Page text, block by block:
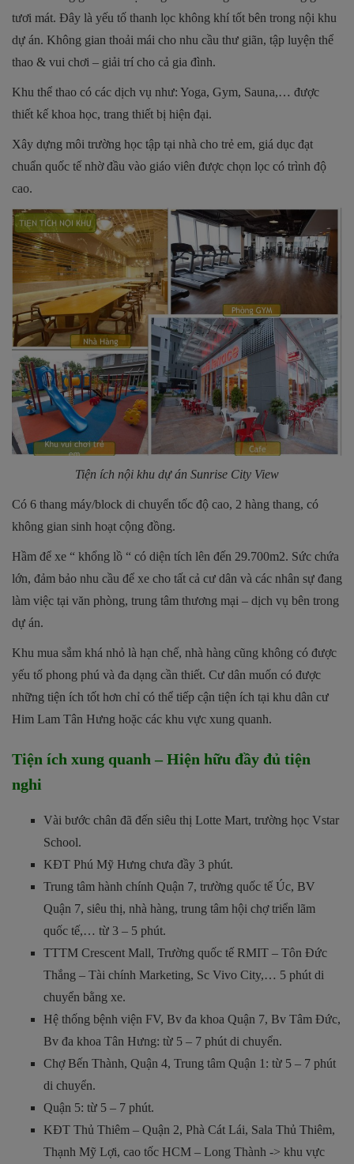
tươi mát. Đây là yếu tố thanh lọc không khí tốt bên trong nội khu
dự án. Không gian thoải mái cho nhu cầu thư giãn, tập luyện thể
thao & vui chơi – giải trí cho cả gia đình.
Khu thể thao có các dịch vụ như: Yoga, Gym, Sauna,… được
thiết kế khoa học, trang thiết bị hiện đại.
Xây dựng môi trường học tập tại nhà cho trẻ em, giá dục đạt
chuẩn quốc tế nhờ đầu vào giáo viên được chọn lọc có trình độ
cao.
Tiện ích nội khu dự án Sunrise City View
Có 6 thang máy/block di chuyển tốc độ cao, 2 hàng thang, có
không gian sinh hoạt cộng đồng.
Hầm để xe “ khổng lồ “ có diện tích lên đến 29.700m2. Sức chứa
lớn, đảm bảo nhu cầu để xe cho tất cả cư dân và các nhân sự đang
làm việc tại văn phòng, trung tâm thương mại – dịch vụ bên trong
dự án.
Khu mua sắm khá nhỏ là hạn chế, nhà hàng cũng không có được
yếu tố phong phú và đa dạng cần thiết. Cư dân muốn có được
những tiện ích tốt hơn chỉ có thể tiếp cận tiện ích tại khu dân cư
Him Lam Tân Hưng hoặc các khu vực xung quanh.
Tiện ích xung quanh – Hiện hữu đầy đủ tiện
nghi
Vài bước chân đã đến siêu thị Lotte Mart, trường học Vstar
School.
KĐT Phú Mỹ Hưng chưa đầy 3 phút.
Trung tâm hành chính Quận 7, trường quốc tế Úc, BV
Quận 7, siêu thị, nhà hàng, trung tâm hội chợ triển lãm
quốc tế,… từ 3 – 5 phút.
TTTM Crescent Mall, Trường quốc tế RMIT – Tôn Đức
Thắng – Tài chính Marketing, Sc Vivo City,… 5 phút di
chuyển bằng xe.
Hệ thống bệnh viện FV, Bv đa khoa Quận 7, Bv Tâm Đức,
Bv đa khoa Tân Hưng: từ 5 – 7 phút di chuyển.
Chợ Bến Thành, Quận 4, Trung tâm Quận 1: từ 5 – 7 phút
di chuyển.
Quận 5: từ 5 – 7 phút.
KĐT Thủ Thiêm – Quận 2, Phà Cát Lái, Sala Thủ Thiêm,
Thạnh Mỹ Lợi, cao tốc HCM – Long Thành -> khu vực